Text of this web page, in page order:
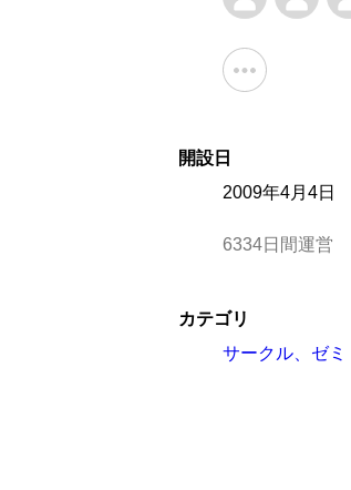
開設日
2009年4月4日
6334日間運営
カテゴリ
サークル、ゼミ